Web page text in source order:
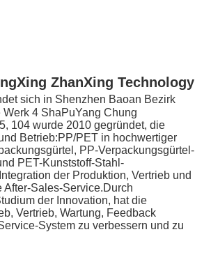
ZhanXing Technology
sich in Shenzhen Baoan Bezirk
4 ShaPuYang Chung
104 wurde 2010 gegründet, die
Betrieb:PP/PET in hochwertiger
PP-Verpackungsgürtel-
PET-Kunststoff-Stahl-
der Produktion, Vertrieb und
After-Sales-Service.Durch
der Innovation, hat die
Vertrieb, Wartung, Feedback
System zu verbessern und zu